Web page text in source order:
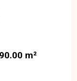
m²